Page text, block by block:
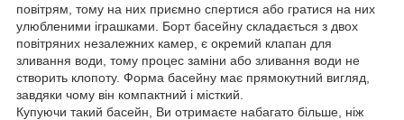
повітрям, тому на них приємно спертися або гратися на них
улюбленими іграшками. Борт басейну складається з двох
повітряних незалежних камер, є окремий клапан для
зливання води, тому процес заміни або зливання води не
створить клопоту. Форма басейну має прямокутний вигляд,
завдяки чому він компактний і місткий.
Купуючи такий басейн, Ви отримаєте набагато більше, ніж